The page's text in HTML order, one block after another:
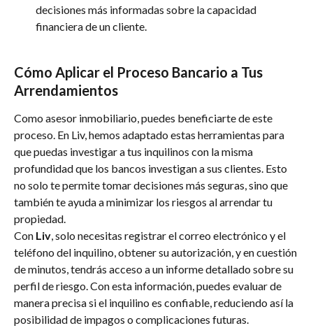
decisiones más informadas sobre la capacidad
financiera de un cliente.
Cómo Aplicar el Proceso Bancario a Tus
Arrendamientos
Como asesor inmobiliario, puedes beneficiarte de este
proceso. En Liv, hemos adaptado estas herramientas para
que puedas investigar a tus inquilinos con la misma
profundidad que los bancos investigan a sus clientes. Esto
no solo te permite tomar decisiones más seguras, sino que
también te ayuda a minimizar los riesgos al arrendar tu
propiedad.
Con Liv, solo necesitas registrar el correo electrónico y el
teléfono del inquilino, obtener su autorización, y en cuestión
de minutos, tendrás acceso a un informe detallado sobre su
perfil de riesgo. Con esta información, puedes evaluar de
manera precisa si el inquilino es confiable, reduciendo así la
posibilidad de impagos o complicaciones futuras.